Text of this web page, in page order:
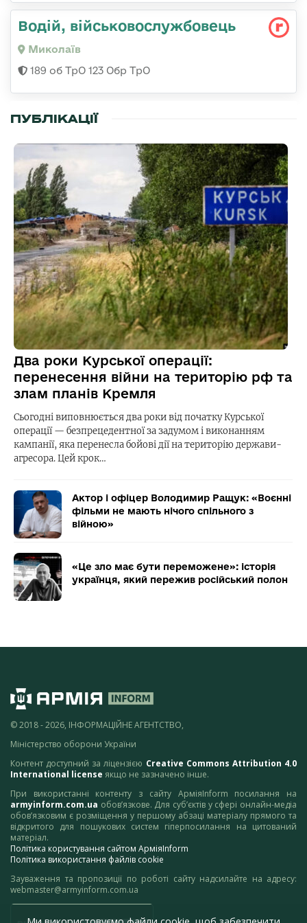
Водій, військовослужбовець
Миколаїв
189 об ТрО 123 Обр ТрО
ПУБЛІКАЦІЇ
Два роки Курської операції:
перенесення війни на територію рф та
злам планів Кремля
Сьогодні виповнюється два роки від початку Курської
операції — безпрецедентної за задумом і виконанням
кампанії, яка перенесла бойові дії на територію держави-
агресора. Цей крок…
Актор і офіцер Володимир Ращук: «Воєнні
фільми не мають нічого спільного з
війною»
«Це зло має бути переможене»: історія
українця, який пережив російський полон
© 2018 - 2026, ІНФОРМАЦІЙНЕ АГЕНТСТВО,
Міністерство оборони України
Контент доступний за ліцензією Creative Commons Attribution 4.0
International license якщо не зазначено інше.
При використанні контенту з сайту АрміяInform посилання на
armyinform.com.ua обов’язкове. Для суб’єктів у сфері онлайн-медіа
обов’язковим є розміщення у першому абзаці матеріалу прямого та
відкритого для пошукових систем гіперпосилання на цитований
матеріал.
Політика користування сайтом АрміяInform
Політика використання файлів cookie
Зауваження та пропозиції по роботі сайту надсилайте на адресу:
webmaster@armyinform.com.ua